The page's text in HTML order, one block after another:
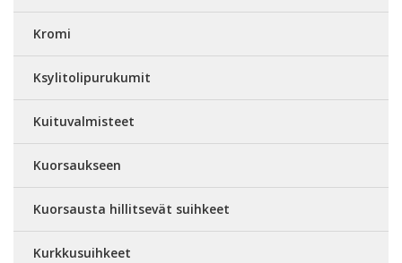
Kromi
Ksylitolipurukumit
Kuituvalmisteet
Kuorsaukseen
Kuorsausta hillitsevät suihkeet
Kurkkusuihkeet